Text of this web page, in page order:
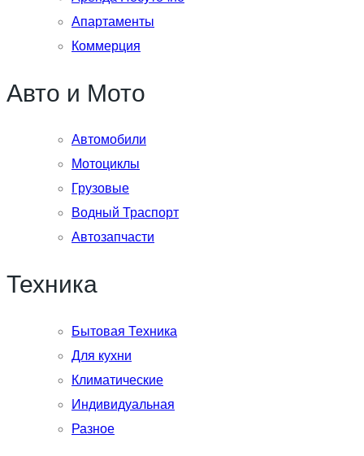
Апартаменты
Коммерция
Авто и Мото
Автомобили
Мотоциклы
Грузовые
Водный Траспорт
Автозапчасти
Техника
Бытовая Техника
Для кухни
Климатические
Индивидуальная
Разное